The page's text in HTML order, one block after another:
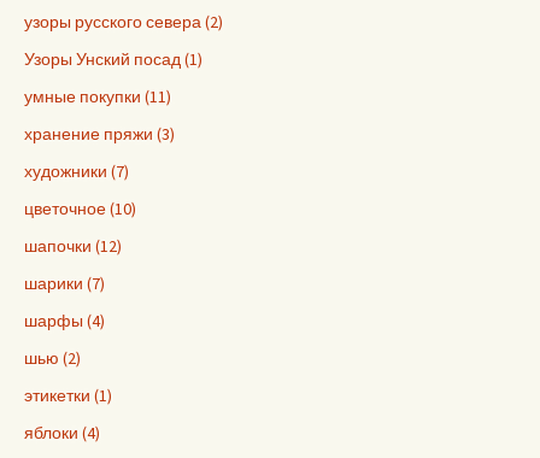
узоры русского севера (2)
Узоры Унский посад (1)
умные покупки (11)
хранение пряжи (3)
художники (7)
цветочное (10)
шапочки (12)
шарики (7)
шарфы (4)
шью (2)
этикетки (1)
яблоки (4)